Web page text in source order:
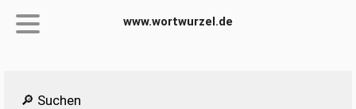
www.wortwurzel.de
🔎 Suchen